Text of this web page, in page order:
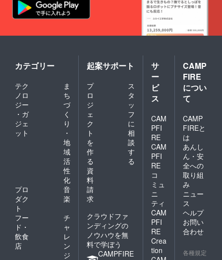
カテゴリー
テク
ノロ
ジー
・ガ
ジェ
ット
ま
ち
づ
く
り
・
地
域
活
性
化
プロ
ダク
ト
音
楽
フー
ド・
飲食
店
チ
ャ
レ
ン
ジ
起案サポート
プ
ロ
ジ
ェ
ク
ト
を
作
る
ス
タ
ッ
フ
に
相
談
す
る
資
料
請
求
クラウドファ
ンディングの
ノウハウを無
料で学ぼう
CAMPFIRE
サ
ー
ビ
ス
CAM
PFI
RE
CAM
PFI
RE
コ
ミュ
ニ
ティ
CAM
PFI
RE
Crea
tion
CAMP
FIRE
につい
て
CAMP
FIREと
は
あんし
ん・安
全への
取り組
み
ニュー
ス
ヘルプ
お問い
合わせ
各種規定